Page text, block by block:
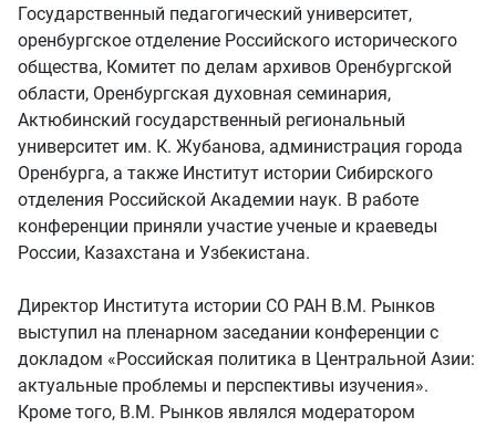
Государственный педагогический университет,
оренбургское отделение Российского исторического
общества, Комитет по делам архивов Оренбургской
области, Оренбургская духовная семинария,
Актюбинский государственный региональный
университет им. К. Жубанова, администрация города
Оренбурга, а также Институт истории Сибирского
отделения Российской Академии наук. В работе
конференции приняли участие ученые и краеведы
России, Казахстана и Узбекистана.
Директор Института истории СО РАН В.М. Рынков
выступил на пленарном заседании конференции с
докладом «Российская политика в Центральной Азии:
актуальные проблемы и перспективы изучения».
Кроме того, В.М. Рынков являлся модератором